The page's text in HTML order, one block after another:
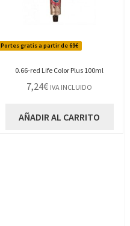
Portes gratis a partir de 69€
0.66-red Life Color Plus 100ml
7,24€ IVA INCLUIDO
AÑADIR AL CARRITO